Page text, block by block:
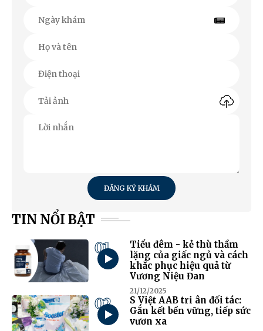
ĐĂNG KÝ KHÁM
TIN NỔI BẬT
01
Tiểu đêm - kẻ thù thầm
lặng của giấc ngủ và cách
khắc phục hiệu quả từ
Vương Niệu Đan
21/12/2025
02
S Việt AAB tri ân đối tác:
Gắn kết bền vững, tiếp sức
vươn xa